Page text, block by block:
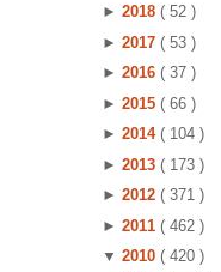
► 2018 ( 52 )
► 2017 ( 53 )
► 2016 ( 37 )
► 2015 ( 66 )
► 2014 ( 104 )
► 2013 ( 173 )
► 2012 ( 371 )
► 2011 ( 462 )
▼ 2010 ( 420 )